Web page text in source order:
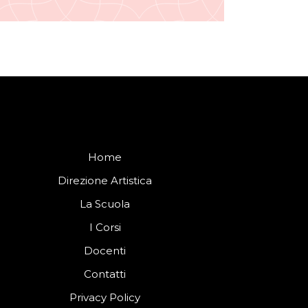
Home
Direzione Artistica
La Scuola
I Corsi
Docenti
Contatti
Privacy Policy